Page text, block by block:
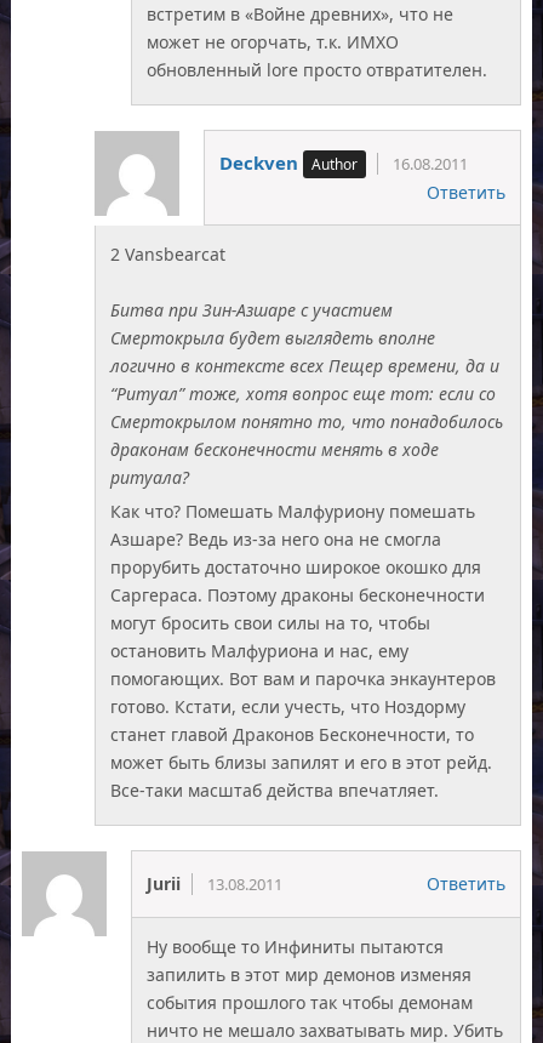
встретим в «Войне древних», что не
может не огорчать, т.к. ИМХО
обновленный lore просто отвратителен.
Deckven 16.08.2011
Ответить
2 Vansbearcat
Битва при Зин-Азшаре с участием
Смертокрыла будет выглядеть вполне
логично в контексте всех Пещер времени, да и
“Ритуал” тоже, хотя вопрос еще тот: если со
Смертокрылом понятно то, что понадобилось
драконам бесконечности менять в ходе
ритуала?
Как что? Помешать Малфуриону помешать
Азшаре? Ведь из-за него она не смогла
прорубить достаточно широкое окошко для
Саргераса. Поэтому драконы бесконечности
могут бросить свои силы на то, чтобы
остановить Малфуриона и нас, ему
помогающих. Вот вам и парочка энкаунтеров
готово. Кстати, если учесть, что Ноздорму
станет главой Драконов Бесконечности, то
может быть близы запилят и его в этот рейд.
Все-таки масштаб действа впечатляет.
Jurii 13.08.2011 Ответить
Ну вообще то Инфиниты пытаются
запилить в этот мир демонов изменяя
события прошлого так чтобы демонам
ничто не мешало захватывать мир. Убить